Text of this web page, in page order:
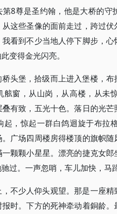
8尊是圣约翰，他是大桥的
这些圣像的面前走过，跨过
看到不少当地人停下脚步，
变得金光闪亮。
头堡，拾级而上进入堡楼，
舷窗，从山岗，从高楼，从未
有致，五光十色。落日的光
起，惊起一群白鸽迴旋于布拉
广场四周楼房得楼顶的旗帜
颗颗小星星。漂亮的捷克女
过。一声忽哨，车儿加快，马
不少人仰头观望。那是一座
时。下方的死神牵动着銅龄